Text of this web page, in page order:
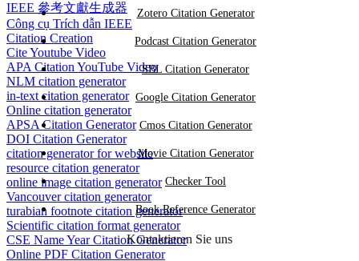
IEEE 參考文獻生成器
Công cụ Trích dẫn IEEE
Citation Creation
Cite Youtube Video
APA Citation YouTube Video
NLM citation generator
in-text citation generator
Online citation generator
APSA Citation Generator
DOI Citation Generator
citation generator for website
resource citation generator
online image citation generator
Vancouver citation generator
turabian footnote citation generator
Scientific citation format generator
CSE Name Year Citation Generator
Online PDF Citation Generator
Zotero Citation Generator
Podcast Citation Generator
SBL Citation Generator
Google Citation Generator
Cmos Citation Generator
Movie Citation Generator
Checker Tool
Book Reference Generator
Kontaktieren Sie uns